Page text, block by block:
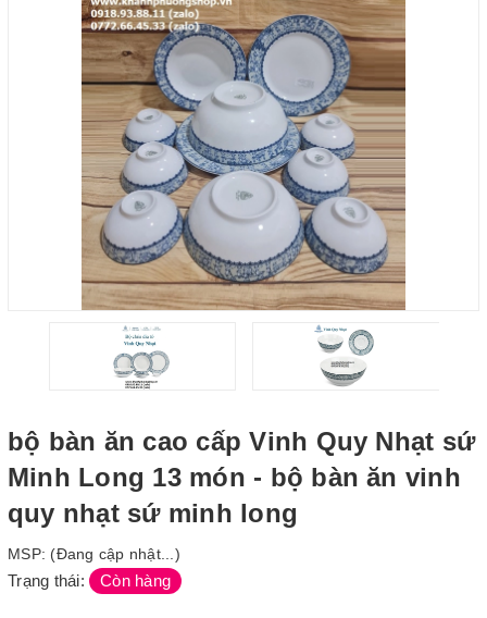
bộ bàn ăn cao cấp Vinh Quy Nhạt sứ
Minh Long 13 món - bộ bàn ăn vinh
quy nhạt sứ minh long
MSP: (Đang cập nhật...)
Trạng thái: Còn hàng